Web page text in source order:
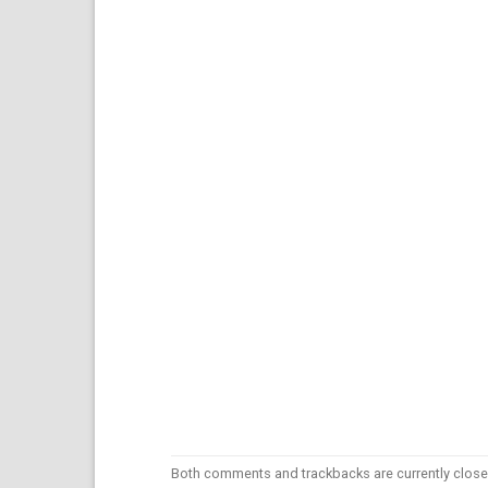
Both comments and trackbacks are currently